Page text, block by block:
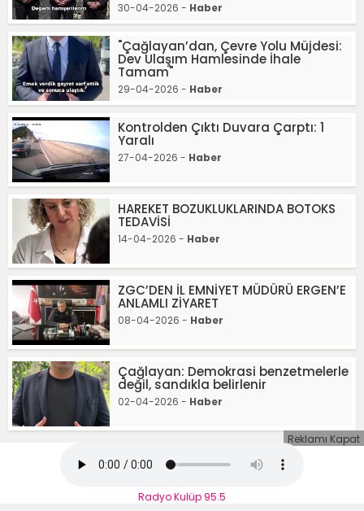
30-04-2026 - Haber
"Çağlayan’dan, Çevre Yolu Müjdesi:
Dev Ulaşım Hamlesinde İhale
Tamam"
29-04-2026 - Haber
Kontrolden Çıktı Duvara Çarptı: 1
Yaralı
27-04-2026 - Haber
HAREKET BOZUKLUKLARINDA BOTOKS
TEDAVİSİ
14-04-2026 - Haber
ZGC’DEN İL EMNİYET MÜDÜRÜ ERGEN’E
ANLAMLI ZİYARET
08-04-2026 - Haber
Çağlayan: Demokrasi benzetmelerle
değil, sandıkla belirlenir
02-04-2026 - Haber
Reklamı Kapat
Radyo Kulüp 95.5